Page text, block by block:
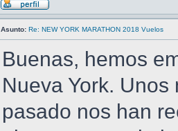
Asunto: Re: NEW YORK MARATHON 2018 Vuelos
Buenas, hemos
Nueva York.
pasado nos han